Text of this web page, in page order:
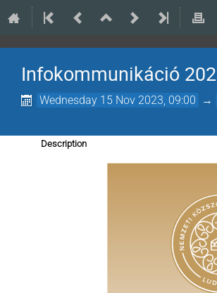
Infokommunikáció
Wednesday 15 Nov 2023, 09:00 →
Description